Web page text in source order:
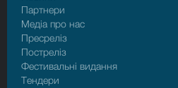
Партнери
Медіа про нас
Пресрелiз
Пострелiз
Фестивальні видання
Тендери